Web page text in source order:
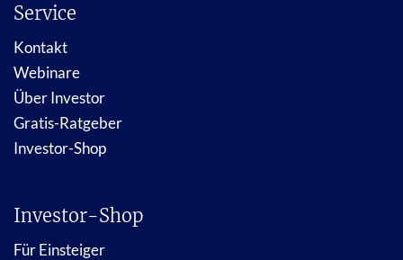
Service
Kontakt
Webinare
Über Investor
Gratis-Ratgeber
Investor-Shop
Investor-Shop
Für Einsteiger